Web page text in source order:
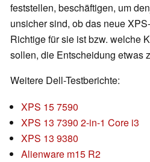
feststellen, beschäftigen, um
unsicher sind, ob das neue
Richtige für sie ist bzw. welche
sollen, die Entscheidung etwas
Weitere Dell-Testberichte:
XPS 15 7590
XPS 13 7390 2-in-1 Core i3
XPS 13 9380
Alienware m15 R2